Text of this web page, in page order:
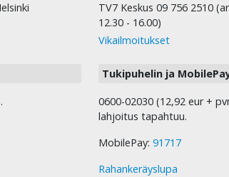
TV7 Keskus 09 756 2510
12.30 - 16.00)
Vikailmoitukset
Tukipuhelin ja
0600-02030 (12,92 eur +
lahjoitus tapahtuu.
MobilePay: 91717
Rahankeräyslupa